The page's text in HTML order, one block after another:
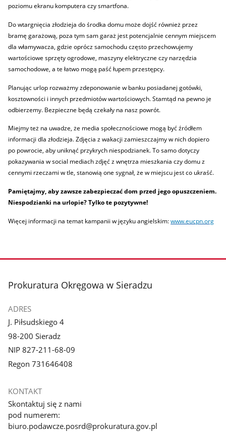
poziomu ekranu komputera czy smartfona.
Do wtargnięcia złodzieja do środka domu może dojść również przez
bramę garażową, poza tym sam garaż jest potencjalnie cennym miejscem
dla włamywacza, gdzie oprócz samochodu często przechowujemy
wartościowe sprzęty ogrodowe, maszyny elektryczne czy narzędzia
samochodowe, a te łatwo mogą paść łupem przestępcy.
Planując urlop rozważmy zdeponowanie w banku posiadanej gotówki,
kosztowności i innych przedmiotów wartościowych. Stamtąd na pewno je
odbierzemy. Bezpieczne będą czekały na nasz powrót.
Miejmy też na uwadze, że media społecznościowe mogą być źródłem
informacji dla złodzieja. Zdjęcia z wakacji zamieszczajmy w nich dopiero
po powrocie, aby uniknąć przykrych niespodzianek. To samo dotyczy
pokazywania w social mediach zdjęć z wnętrza mieszkania czy domu z
cennymi rzeczami w tle, stanowią one sygnał, że w miejscu jest co ukraść.
Pamiętajmy, aby zawsze zabezpieczać dom przed jego opuszczeniem.
Niespodzianki na urlopie? Tylko te pozytywne!
Więcej informacji na temat kampanii w języku angielskim:www.eucpn.org
stopka
Prokuratura Okręgowa w Sieradzu
ADRES
J. Piłsudskiego 4
98-200 Sieradz
NIP 827-211-68-09
Regon 731646408
KONTAKT
Skontaktuj się z nami
pod numerem:
biuro.podawcze.posrd@prokuratura.gov.pl